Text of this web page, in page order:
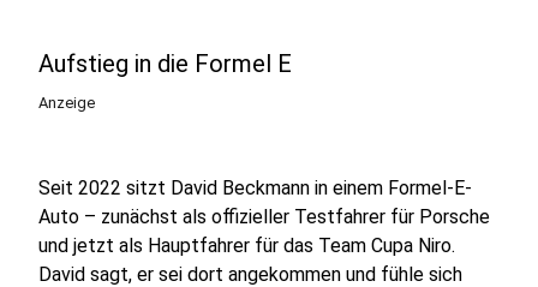
Aufstieg in die Formel E
Anzeige
Seit 2022 sitzt David Beckmann in einem Formel-E-
Auto – zunächst als offizieller Testfahrer für Porsche
und jetzt als Hauptfahrer für das Team Cupa Niro.
David sagt, er sei dort angekommen und fühle sich